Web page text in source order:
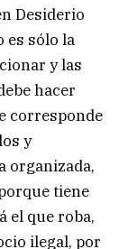
Desiderio
es sólo la
y las
hacer
corresponde
y
organizada,
tiene
el que roba,
ilegal, por